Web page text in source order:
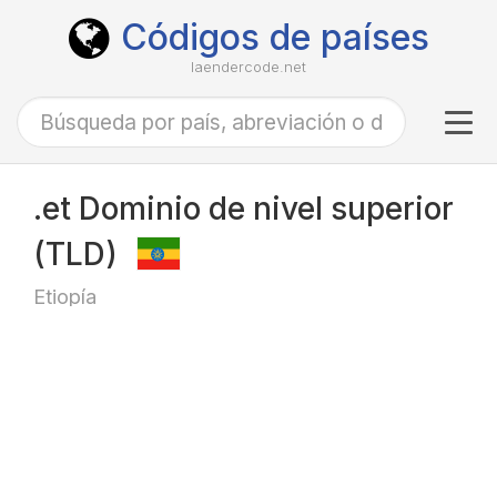
Códigos de países
laendercode.net
.et Dominio de nivel superior
(TLD)
Etiopía